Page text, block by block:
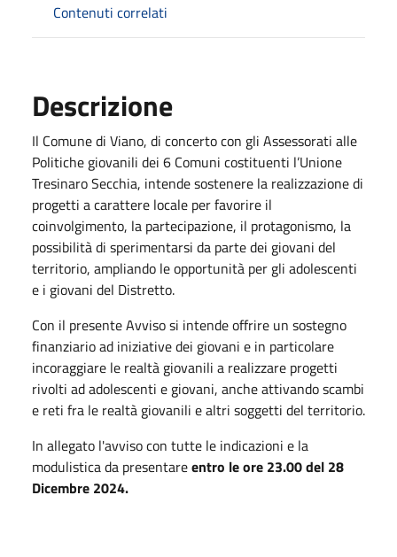
Contenuti correlati
Descrizione
Il Comune di Viano, di concerto con gli Assessorati alle
Politiche giovanili dei 6 Comuni costituenti l’Unione
Tresinaro Secchia, intende sostenere la realizzazione di
progetti a carattere locale per favorire il
coinvolgimento, la partecipazione, il protagonismo, la
possibilità di sperimentarsi da parte dei giovani del
territorio, ampliando le opportunità per gli adolescenti
e i giovani del Distretto.
Con il presente Avviso si intende offrire un sostegno
finanziario ad iniziative dei giovani e in particolare
incoraggiare le realtà giovanili a realizzare progetti
rivolti ad adolescenti e giovani, anche attivando scambi
e reti fra le realtà giovanili e altri soggetti del territorio.
In allegato l'avviso con tutte le indicazioni e la
modulistica da presentareentro le ore 23.00 del 28
Dicembre 2024.